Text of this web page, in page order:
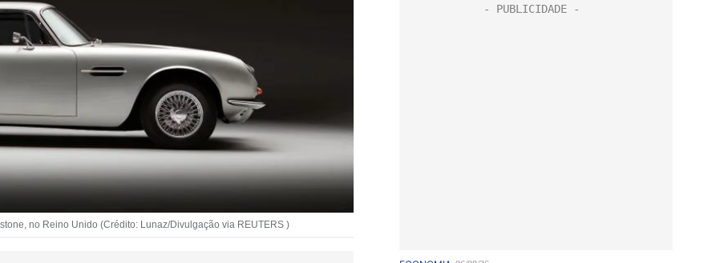
no Reino Unido (Crédito: Lunaz/Divulgação via REUTERS )